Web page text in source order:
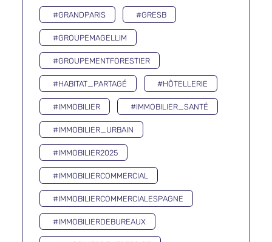
#GRANDPARIS #GRESB
#GROUPEMAGELLIM
#GROUPEMENTFORESTIER
#HABITAT_PARTAGÉ #HÔTELLERIE
#IMMOBILIER #IMMOBILIER_SANTÉ
#IMMOBILIER_URBAIN
#IMMOBILIER2025
#IMMOBILIERCOMMERCIAL
#IMMOBILIERCOMMERCIALESPAGNE
#IMMOBILIERDEBUREAUX